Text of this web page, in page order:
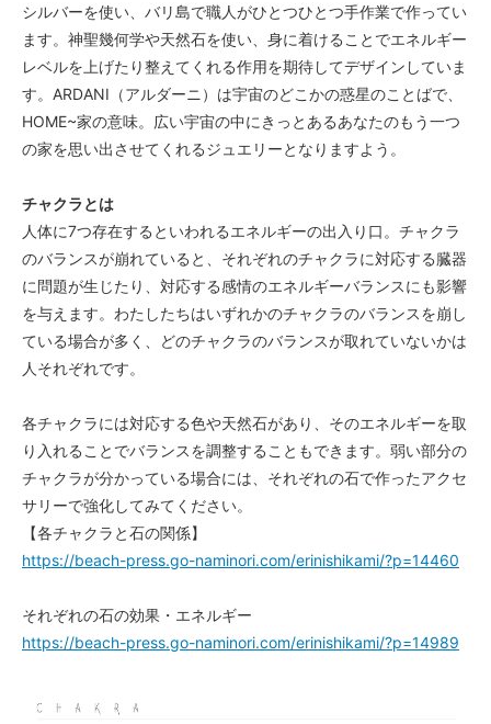
シルバーを使い、バリ島で職人がひとつひとつ手作業で作ってい
ます。神聖幾何学や天然石を使い、身に着けることでエネルギー
レベルを上げたり整えてくれる作用を期待してデザインしていま
す。ARDANI（アルダーニ）は宇宙のどこかの惑星のことばで、
HOME~家の意味。広い宇宙の中にきっとあるあなたのもう一つ
の家を思い出させてくれるジュエリーとなりますよう。
チャクラとは
人体に7つ存在するといわれるエネルギーの出入り口。チャクラ
のバランスが崩れていると、それぞれのチャクラに対応する臓器
に問題が生じたり、対応する感情のエネルギーバランスにも影響
を与えます。わたしたちはいずれかのチャクラのバランスを崩し
ている場合が多く、どのチャクラのバランスが取れていないかは
人それぞれです。
各チャクラには対応する色や天然石があり、そのエネルギーを取
り入れることでバランスを調整することもできます。弱い部分の
チャクラが分かっている場合には、それぞれの石で作ったアクセ
サリーで強化してみてください。
【各チャクラと石の関係】
https://beach-press.go-naminori.com/erinishikami/?p=14460
それぞれの石の効果・エネルギー
https://beach-press.go-naminori.com/erinishikami/?p=14989